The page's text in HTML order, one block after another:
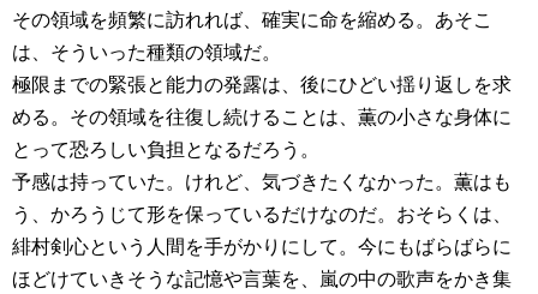
その領域を頻繁に訪れれば、確実に命を縮める。あそこ
は、そういった種類の領域だ。
極限までの緊張と能力の発露は、後にひどい揺り返しを求
める。その領域を往復し続けることは、薫の小さな身体に
とって恐ろしい負担となるだろう。
予感は持っていた。けれど、気づきたくなかった。薫はも
う、かろうじて形を保っているだけなのだ。おそらくは、
緋村剣心という人間を手がかりにして。今にもばらばらに
ほどけていきそうな記憶や言葉を、嵐の中の歌声をかき集